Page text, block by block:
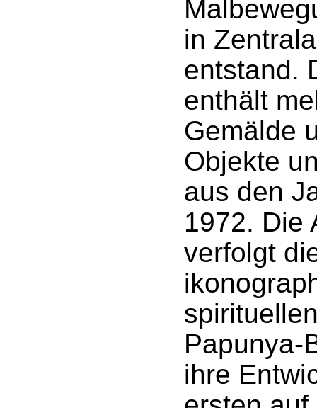
in
entstand.
enthält
Gemälde
Objekte
aus den
1972. Die
verfolgt
Papunya-
ihre